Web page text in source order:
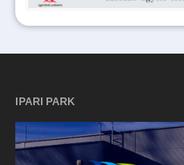
IPARI PARK